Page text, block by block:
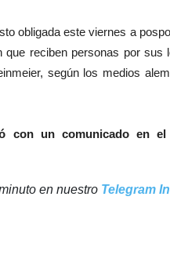
obligada este viernes a
que reciben personas por
según los medios
con un comunicado en
en nuestro Telegram